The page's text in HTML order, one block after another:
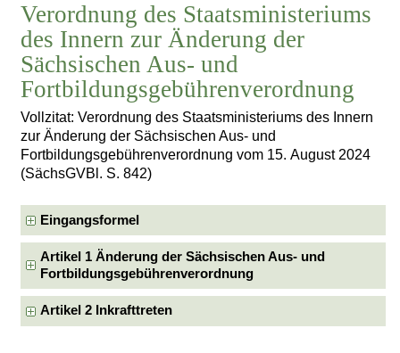
Verordnung des Staatsministeriums
des Innern zur Änderung der
Sächsischen Aus- und
Fortbildungsgebührenverordnung
Vollzitat: Verordnung des Staatsministeriums des Innern
zur Änderung der Sächsischen Aus- und
Fortbildungsgebührenverordnung vom 15. August 2024
(SächsGVBl. S. 842)
Eingangsformel
Artikel 1 Änderung der Sächsischen Aus- und
Fortbildungsgebührenverordnung
Artikel 2 Inkrafttreten